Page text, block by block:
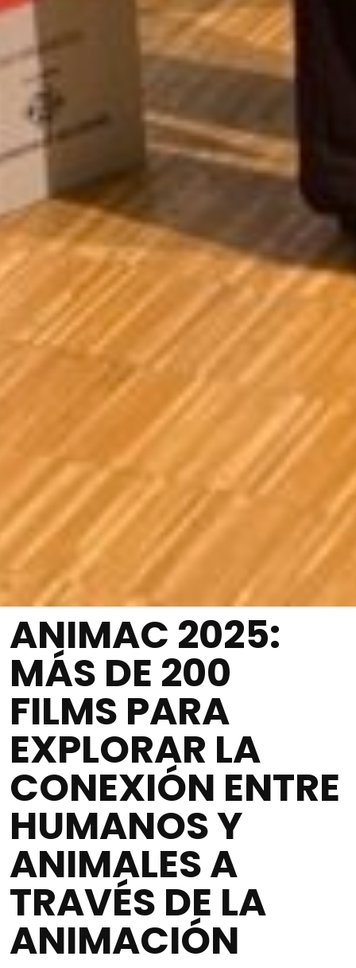
ANIMAC 2025:
MÁS DE 200
FILMS PARA
EXPLORAR LA
CONEXIÓN ENTRE
HUMANOS Y
ANIMALES A
TRAVÉS DE LA
ANIMACIÓN